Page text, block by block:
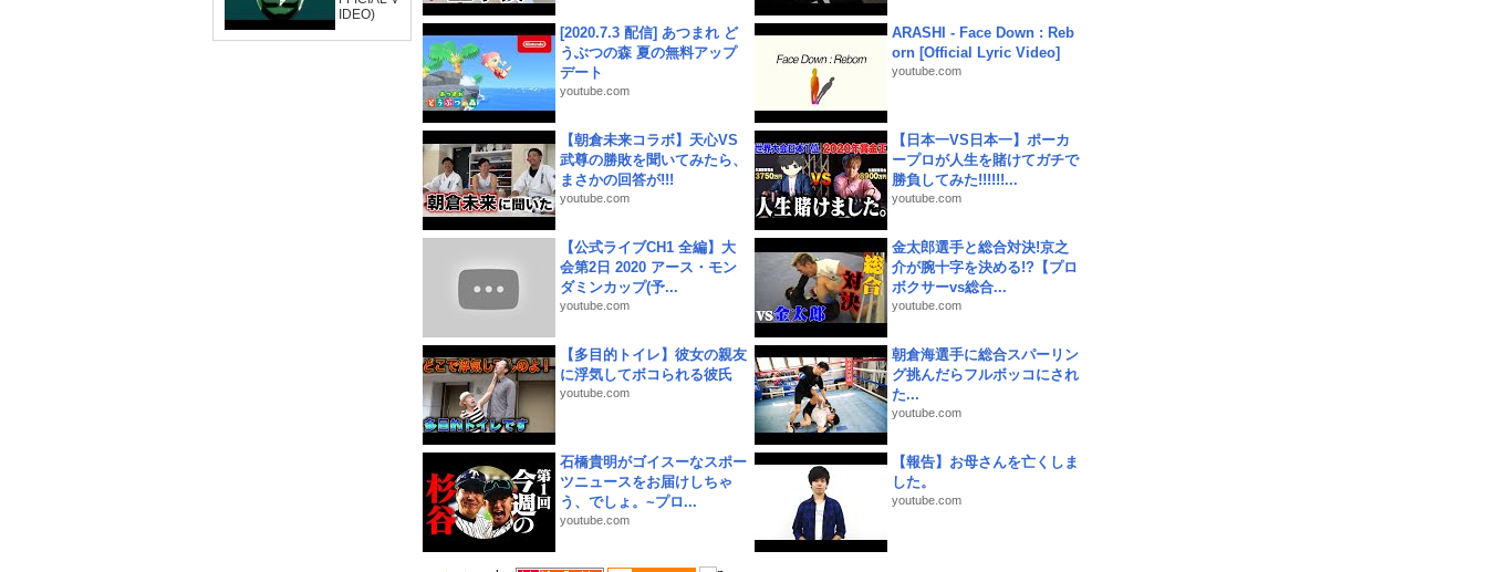
IDEO)
[2020.7.3 配信] あつまれ ど
うぶつの森 夏の無料アップ
デート
youtube.com
ARASHI - Face Down : Reb
orn [Official Lyric Video]
youtube.com
【朝倉未来コラボ】天心VS
武尊の勝敗を聞いてみたら、
まさかの回答が!!!
youtube.com
【日本一VS日本一】ポーカ
ープロが人生を賭けてガチで
勝負してみた!!!!!!...
youtube.com
【公式ライブCH1 全編】大
会第2日 2020 アース・モン
ダミンカップ(予...
youtube.com
金太郎選手と総合対決!京之
介が腕十字を決める!?【プロ
ボクサーvs総合...
youtube.com
【多目的トイレ】彼女の親友
に浮気してボコられる彼氏
youtube.com
朝倉海選手に総合スパーリン
グ挑んだらフルボッコにされ
た...
youtube.com
石橋貴明がゴイスーなスポー
ツニュースをお届けしちゃ
う、でしょ。~プロ...
youtube.com
【報告】お母さんを亡くしま
した。
youtube.com